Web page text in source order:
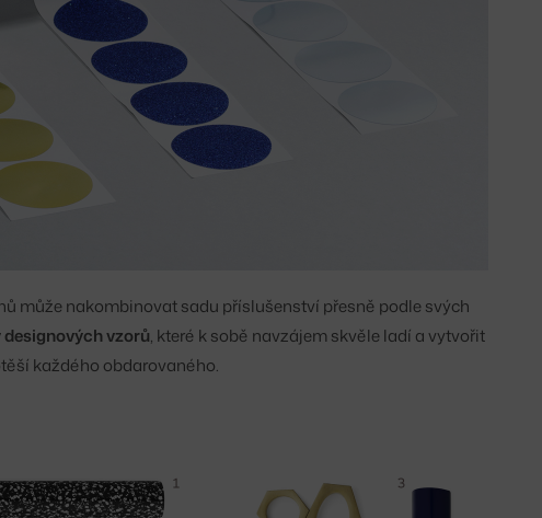
může nakombinovat sadu příslušenství přesně podle svých
vzorů, které k sobě navzájem skvěle ladí a vytvořit
každého obdarovaného.